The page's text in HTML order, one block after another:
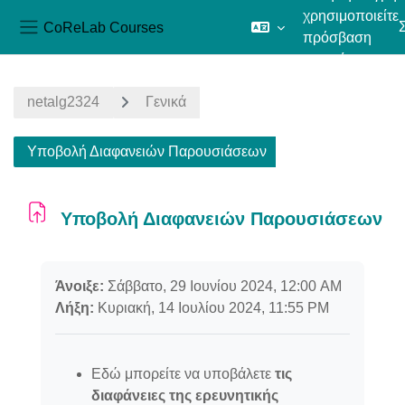
CoReLab Courses
χρησιμοποιείτε
πρόσβαση
επισκέπτη
netalg2324 Γενικά
Υποβολή Διαφανειών Παρουσιάσεων
Υποβολή Διαφανειών Παρουσιάσεων
Άνοιξε: Σάββατο, 29 Ιουνίου 2024, 12:00 AM
Λήξη: Κυριακή, 14 Ιουλίου 2024, 11:55 PM
Εδώ μπορείτε να υποβάλετε τις
διαφάνειες της ερευνητικής